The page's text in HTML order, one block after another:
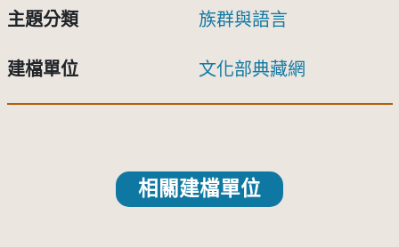
主題分類 族群與語言
建檔單位 文化部典藏網
相關建檔單位